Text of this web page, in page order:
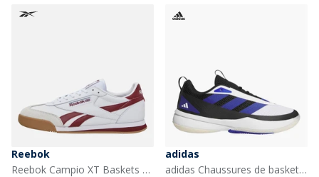
Reebok
Reebok Campio XT Baskets Blanc/Classic Burgundy/Gum
adidas
adidas Chaussures de basketball Subzone Clear Grey/Silver Metallic/Core Black